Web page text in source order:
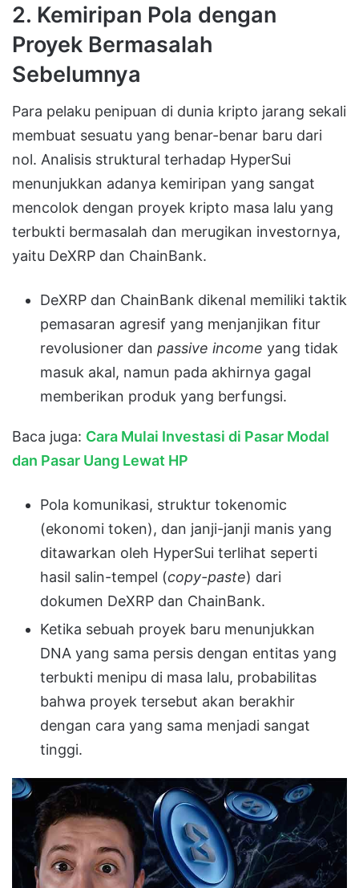
2. Kemiripan Pola dengan
Proyek Bermasalah
Sebelumnya
Para pelaku penipuan di dunia kripto jarang sekali
membuat sesuatu yang benar-benar baru dari
nol. Analisis struktural terhadap HyperSui
menunjukkan adanya kemiripan yang sangat
mencolok dengan proyek kripto masa lalu yang
terbukti bermasalah dan merugikan investornya,
yaitu DeXRP dan ChainBank.
DeXRP dan ChainBank dikenal memiliki taktik
pemasaran agresif yang menjanjikan fitur
revolusioner dan passive income yang tidak
masuk akal, namun pada akhirnya gagal
memberikan produk yang berfungsi.
Baca juga: Cara Mulai Investasi di Pasar Modal
dan Pasar Uang Lewat HP
Pola komunikasi, struktur tokenomic
(ekonomi token), dan janji-janji manis yang
ditawarkan oleh HyperSui terlihat seperti
hasil salin-tempel (copy-paste) dari
dokumen DeXRP dan ChainBank.
Ketika sebuah proyek baru menunjukkan
DNA yang sama persis dengan entitas yang
terbukti menipu di masa lalu, probabilitas
bahwa proyek tersebut akan berakhir
dengan cara yang sama menjadi sangat
tinggi.